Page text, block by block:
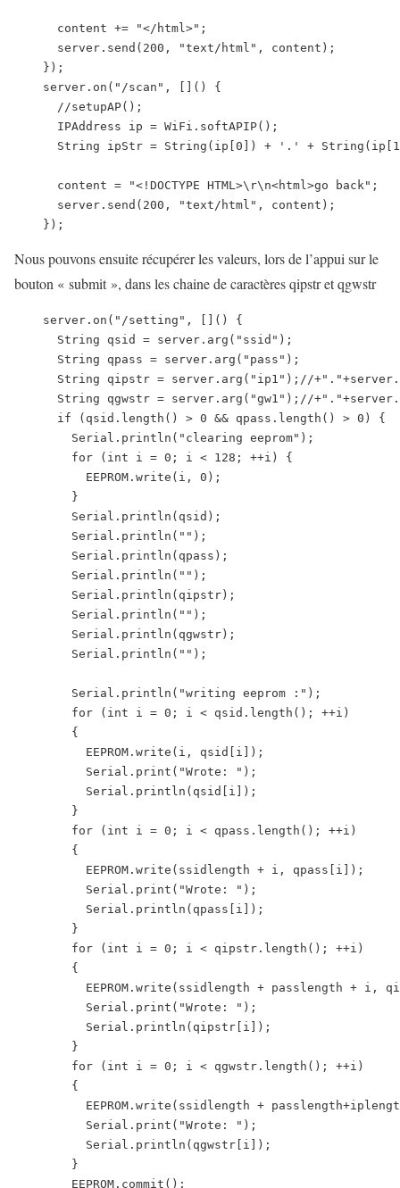
      content += "</html>";
      server.send(200, "text/html", content);
    });
    server.on("/scan", []() {
      //setupAP();
      IPAddress ip = WiFi.softAPIP();
String ipStr = String(ip[0]) + '.' +
      content = "<!DOCTYPE HTML>\r\n<html>go back";
      server.send(200, "text/html", content);
    });
Nous pouvons ensuite récupérer les valeurs, lors de l’appui sur le
bouton « submit », dans les chaine de caractères qipstr et qgwstr
    server.on("/setting", []() {
      String qsid = server.arg("ssid");
      String qpass = server.arg("pass");
String qipstr = server.arg("ip1");//
String qgwstr = server.arg("gw1");//
      if (qsid.length() > 0 && qpass.length() > 0) {
        Serial.println("clearing eeprom");
        for (int i = 0; i < 128; ++i) {
          EEPROM.write(i, 0);
        }
        Serial.println(qsid);
        Serial.println("");
        Serial.println(qpass);
        Serial.println("");
        Serial.println(qipstr);
        Serial.println("");
        Serial.println(qgwstr);
        Serial.println("");
        Serial.println("writing eeprom :");
        for (int i = 0; i < qsid.length(); ++i)
        {
          EEPROM.write(i, qsid[i]);
          Serial.print("Wrote: ");
          Serial.println(qsid[i]);
        }
        for (int i = 0; i < qpass.length(); ++i)
        {
          EEPROM.write(ssidlength + i, qpass[i]);
          Serial.print("Wrote: ");
          Serial.println(qpass[i]);
        }
        for (int i = 0; i < qipstr.length(); ++i)
        {
EEPROM.write(ssidlength + passlength + i,
          Serial.print("Wrote: ");
          Serial.println(qipstr[i]);
        }
        for (int i = 0; i < qgwstr.length(); ++i)
        {
EEPROM.write(ssidlength +
          Serial.print("Wrote: ");
          Serial.println(qgwstr[i]);
        }
        EEPROM.commit();